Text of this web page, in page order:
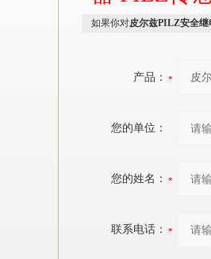
如果你对皮尔兹PILZ安全继
产品：
您的单位：
您的姓名：
联系电话：